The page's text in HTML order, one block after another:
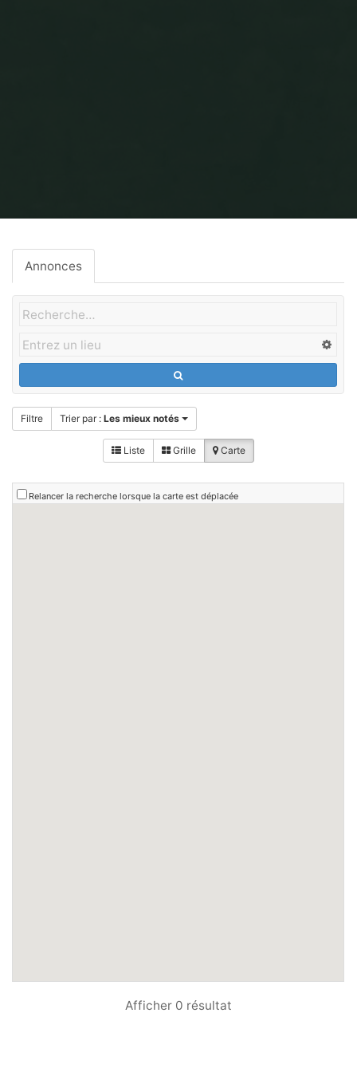
Annonces
Filtre Trier par :Les mieux notés
Liste Grille Carte
Relancer la recherche lorsque la carte est déplacée
Afficher 0 résultat